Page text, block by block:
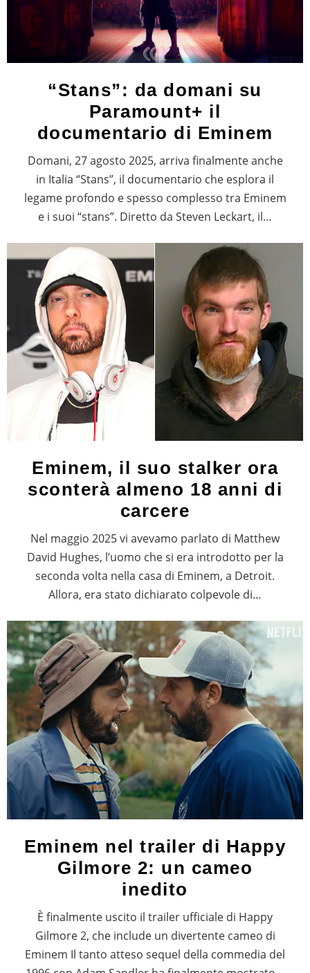
“Stans”: da domani su
Paramount+ il
documentario di Eminem
Domani, 27 agosto 2025, arriva finalmente anche
in Italia “Stans”, il documentario che esplora il
legame profondo e spesso complesso tra Eminem
e i suoi “stans”. Diretto da Steven Leckart, il…
Eminem, il suo stalker ora
sconterà almeno 18 anni di
carcere
Nel maggio 2025 vi avevamo parlato di Matthew
David Hughes, l’uomo che si era introdotto per la
seconda volta nella casa di Eminem, a Detroit.
Allora, era stato dichiarato colpevole di…
Eminem nel trailer di Happy
Gilmore 2: un cameo
inedito
È finalmente uscito il trailer ufficiale di Happy
Gilmore 2, che include un divertente cameo di
Eminem Il tanto atteso sequel della commedia del